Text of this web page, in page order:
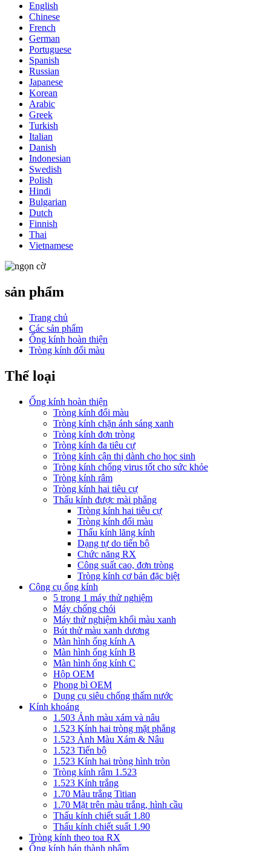
English
Chinese
French
German
Portuguese
Spanish
Russian
Japanese
Korean
Arabic
Greek
Turkish
Italian
Danish
Indonesian
Swedish
Polish
Hindi
Bulgarian
Dutch
Finnish
Thai
Vietnamese
sản phẩm
Trang chủ
Các sản phẩm
Ống kính hoàn thiện
Tròng kính đổi màu
Thể loại
Ống kính hoàn thiện
Tròng kính đổi màu
Tròng kính chặn ánh sáng xanh
Tròng kính đơn tròng
Tròng kính đa tiêu cự
Tròng kính cận thị dành cho học sinh
Tròng kính chống virus tốt cho sức khỏe
Tròng kính râm
Tròng kính hai tiêu cự
Thấu kính được mài phẳng
Tròng kính hai tiêu cự
Tròng kính đổi màu
Thấu kính lăng kính
Dạng tự do tiến bộ
Chức năng RX
Công suất cao, đơn tròng
Tròng kính cơ bản đặc biệt
Công cụ ống kính
5 trong 1 máy thử nghiệm
Máy chống chói
Máy thử nghiệm khối màu xanh
Bút thử màu xanh dương
Màn hình ống kính A
Màn hình ống kính B
Màn hình ống kính C
Hộp OEM
Phong bì OEM
Dụng cụ siêu chống thấm nước
Kính khoáng
1.503 Ảnh màu xám và nâu
1.523 Kính hai tròng mặt phẳng
1.523 Ảnh Màu Xám & Nâu
1.523 Tiến bộ
1.523 Kính hai tròng hình tròn
Tròng kính râm 1.523
1.523 Kính trắng
1.70 Màu trắng Titian
1.70 Mặt trên màu trắng, hình cầu
Thấu kính chiết suất 1.80
Thấu kính chiết suất 1.90
Tròng kính theo toa RX
Ống kính bán thành phẩm